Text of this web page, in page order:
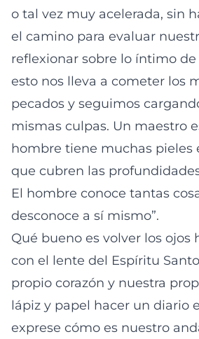
o tal vez muy acelerada, sin
el camino para evaluar
reflexionar sobre lo íntimo
esto nos lleva a cometer los
pecados y seguimos
mismas culpas. Un maestro
hombre tiene muchas pieles
que cubren las
El hombre conoce tantas
desconoce a sí mismo”.
Qué bueno es volver los ojos
con el lente del Espíritu
propio corazón y nuestra
lápiz y papel hacer un diario
exprese cómo es nuestro